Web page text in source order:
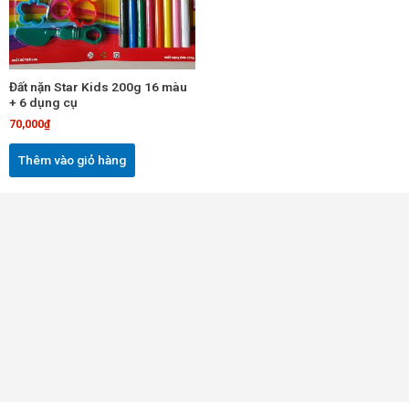
Đất nặn Star Kids 200g 16 màu
+ 6 dụng cụ
70,000₫
Thêm vào giỏ hàng